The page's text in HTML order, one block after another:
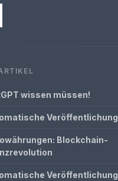
wissen müssen!
Veröffentlichung
Blockchain-
Veröffentlichung